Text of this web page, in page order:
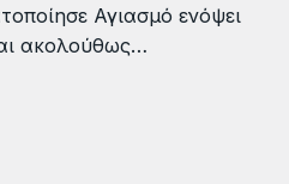
Αγιασμό ενόψει
ακολούθως…